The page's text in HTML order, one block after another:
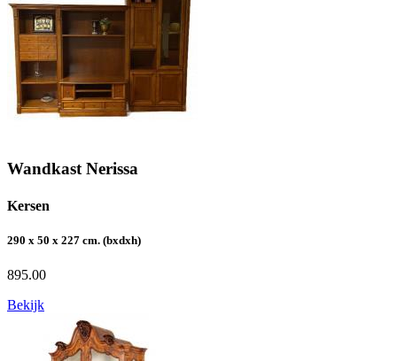
Wandkast Nerissa
Kersen
290 x 50 x 227 cm. (bxdxh)
895.00
Bekijk